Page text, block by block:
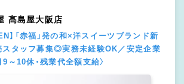
髙島屋大阪店
】「赤福」発の和×洋スイーツブランド新
スタッフ募集◎実務未経験OK／安定企業
～10休・残業代全額支給〉